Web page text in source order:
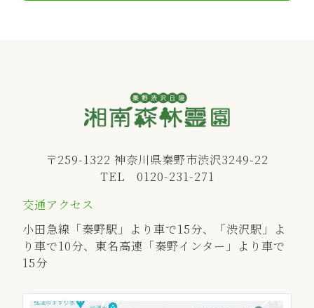
〒259-1322 神奈川県秦野市渋沢3249-22
TEL 0120-231-271
交通アクセス
小田急線「秦野駅」より車で15分、「渋沢駅」よ
り車で10分、 東名高速「秦野インター」より車で
15分